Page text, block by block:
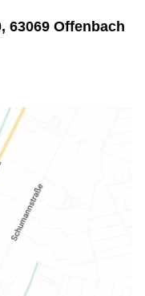
63069 Offenbach